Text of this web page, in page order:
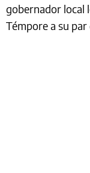
gobernador local
Témpore a su